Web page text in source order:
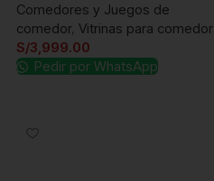
Comedores y Juegos de
comedor, Vitrinas para comedor
S/3,999.00
Pedir por WhatsApp